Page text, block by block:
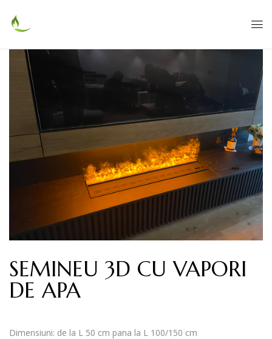
SEMINEU 3D CU VAPORI
DE APA
Dimensiuni: de la L 50 cm pana la L 100/150 cm